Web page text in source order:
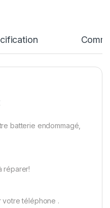
batterie endommagé,
réparer!
votre téléphone .